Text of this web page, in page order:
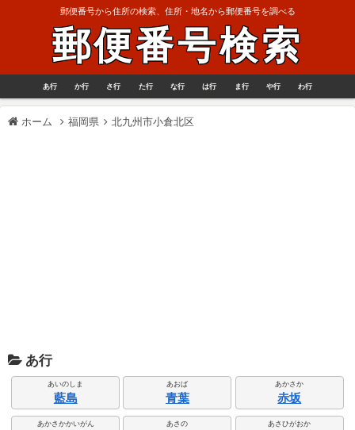
郵便番号から住所の検索、住所・地名から郵便番号を調べる
郵便番号検索
あ行 か行 さ行 た行 な行 は行 ま行 や行 わ行
ホーム 福岡県 北九州市小倉北区
あ行
あいのしま
藍島
あおば
青葉
あかさか
赤坂
あかさかかいがん あさの あさひがおか